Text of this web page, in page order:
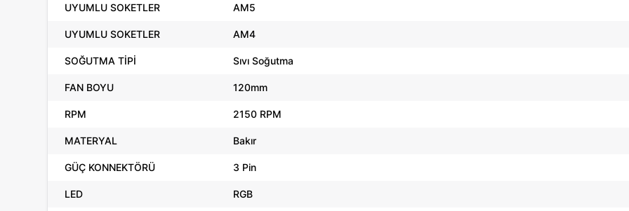
UYUMLU SOKETLER AM5
UYUMLU SOKETLER AM4
SOĞUTMA TİPİ Sıvı Soğutma
FAN BOYU 120mm
RPM 2150 RPM
MATERYAL Bakır
GÜÇ KONNEKTÖRÜ 3 Pin
LED RGB